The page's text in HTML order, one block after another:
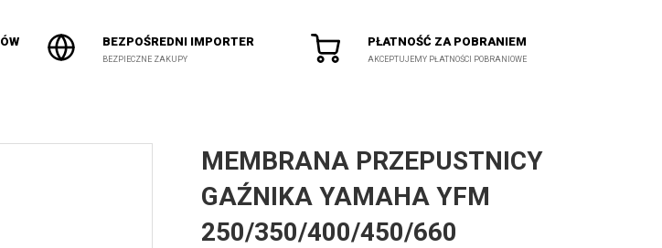
BEZPOŚREDNI IMPORTER
BEZPIECZNE ZAKUPY
PŁATNOŚĆ ZA POBRANIEM
AKCEPTUJEMY PŁATNOŚCI POBRANIOWE
MEMBRANA PRZEPUSTNICY
GAŹNIKA YAMAHA YFM
250/350/400/450/660